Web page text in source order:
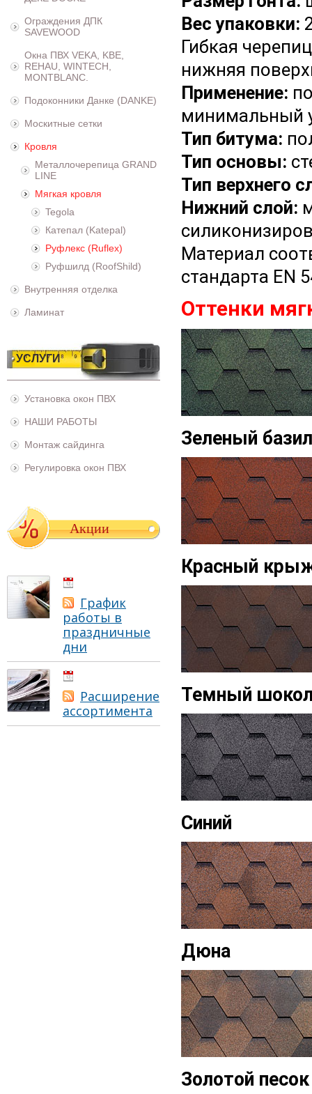
Ограждения ДПК
SAVEWOOD
Окна ПВХ VEKA, KBE,
REHAU, WINTECH,
MONTBLANC.
Подоконники Данке (DANKE)
Москитные сетки
Кровля
Металлочерепица GRAND
LINE
Мягкая кровля
Tegola
Катепал (Katepal)
Руфлекс (Ruflex)
Руфшилд (RoofShild)
Внутренняя отделка
Ламинат
УСЛУГИ
Установка окон ПВХ
НАШИ РАБОТЫ
Монтаж сайдинга
Регулировка окон ПВХ
Акции
График
работы в
праздничные
дни
Расширение
ассортимента
Вес упаковки:
Гибкая
нижняя
Применение:
минимальный
Тип битума:
Тип основы:
Тип верхнего
Нижний слой:
Материал
стандарта EN
Оттенки
Зеленый
Красный
Темный
Синий
Дюна
Золотой песок